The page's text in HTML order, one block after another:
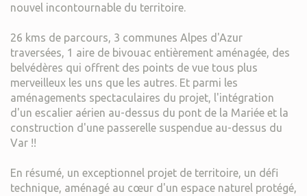
nouvel incontournable du territoire.
26 kms de parcours, 3 communes Alpes d'Azur
traversées, 1 aire de bivouac entièrement aménagée, des
belvédères qui offrent des points de vue tous plus
merveilleux les uns que les autres. Et parmi les
aménagements spectaculaires du projet, l'intégration
d'un escalier aérien au-dessus du pont de la Mariée et la
construction d'une passerelle suspendue au-dessus du
Var !!
En résumé, un exceptionnel projet de territoire, un défi
technique, aménagé au cœur d'un espace naturel protégé,